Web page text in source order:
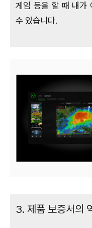
게임 등을 할 때 내가
수 있습니다.
3. 제품 보증서의